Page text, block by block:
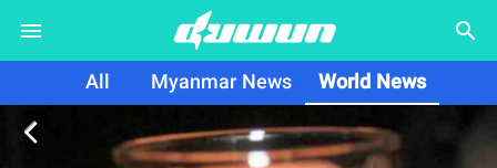
search
All Myanmar News World News
arrow_back_ios